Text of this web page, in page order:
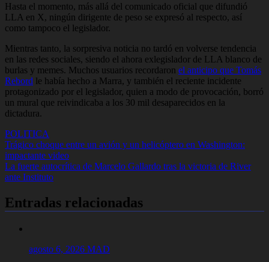
Hasta el momento, más allá del comunicado oficial que difundió
LLA en X, ningún dirigente de peso se expresó al respecto, así
como tampoco el legislador.
Mientras tanto, la sorpresiva noticia no tardó en volverse tendencia
en las redes sociales, siendo el ahora exlegislador de LLA blanco de
burlas y memes. Muchos usuarios recordaron el anticipo que Tomás
Rebord le había hecho a Marra, y también el reciente incidente
protagonizado por el legislador, quien a modo de provocación, borró
un mural que reivindicaba a los 30 mil desaparecidos en la
dictadura.
POLITICA
Navegación
de
entradas
Trágico choque entre un avión y un helicóptero en Washington:
impactante video
La fuerte autocrítica de Marcelo Gallardo tras la victoria de River
ante Instituto
Entradas relacionadas
agosto 6, 2026 MAD